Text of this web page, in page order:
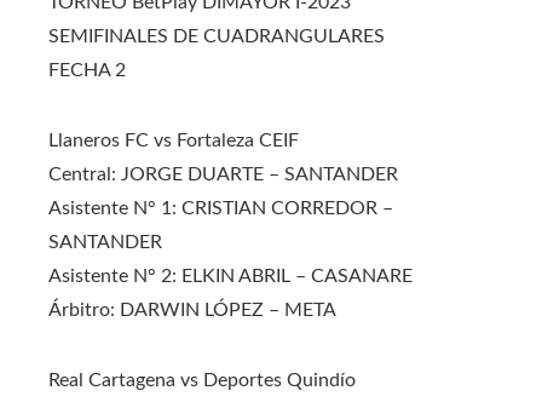
SEMIFINALES DE CUADRANGULARES
FECHA 2
Llaneros FC vs Fortaleza CEIF
Central: JORGE DUARTE – SANTANDER
Asistente N° 1: CRISTIAN CORREDOR –
SANTANDER
Asistente N° 2: ELKIN ABRIL – CASANARE
Árbitro: DARWIN LÓPEZ – META
Real Cartagena vs Deportes Quindío